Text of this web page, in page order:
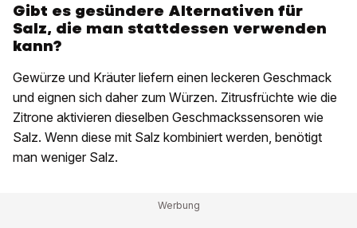
Gibt es gesündere Alternativen für
Salz, die man stattdessen verwenden
kann?
Gewürze und Kräuter liefern einen leckeren Geschmack
und eignen sich daher zum Würzen. Zitrusfrüchte wie die
Zitrone aktivieren dieselben Geschmackssensoren wie
Salz. Wenn diese mit Salz kombiniert werden, benötigt
man weniger Salz.